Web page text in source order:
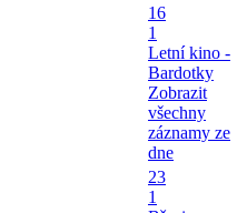
16
1
Letní kino -
Bardotky
Zobrazit
všechny
záznamy ze
dne
23
1